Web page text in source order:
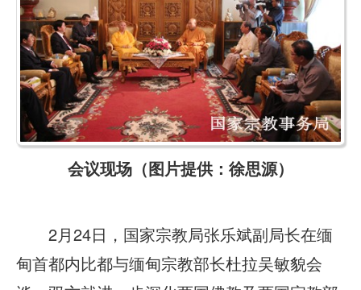
会议现场（图片提供：徐思源）
2月24日，国家宗教局张乐斌副局长在缅
甸首都内比都与缅甸宗教部长杜拉吴敏貌会